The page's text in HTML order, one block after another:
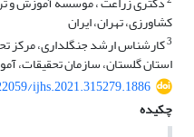
کشاورزی، تهران، ایران
3کارشناس ارشد جنگلداری، مرکز
استان گلستان، سازمان تحقیقات،
ijhs.2021.315279.1886
چکیده